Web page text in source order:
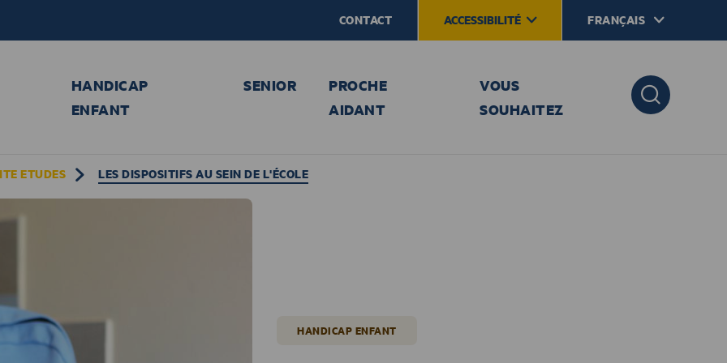
CONTACT ACCESSIBILITÉ FRANÇAIS
HANDICAP
ENFANT
SENIOR
PROCHE
AIDANT
VOUS
SOUHAITEZ
ETUDES LES DISPOSITIFS AU SEIN DE L'ÉCOLE
HANDICAP ENFANT